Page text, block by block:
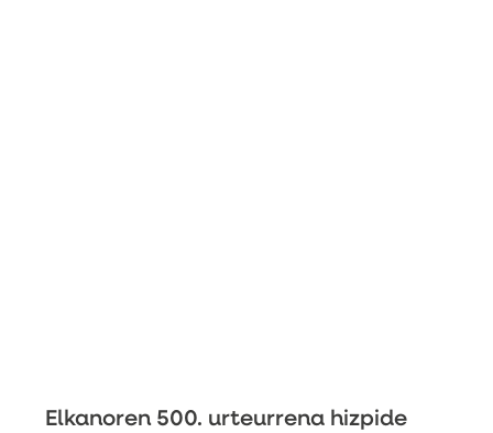
Elkanoren 500. urteurrena hizpide